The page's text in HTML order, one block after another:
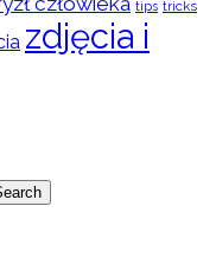
tips tricks
zdjęcia i